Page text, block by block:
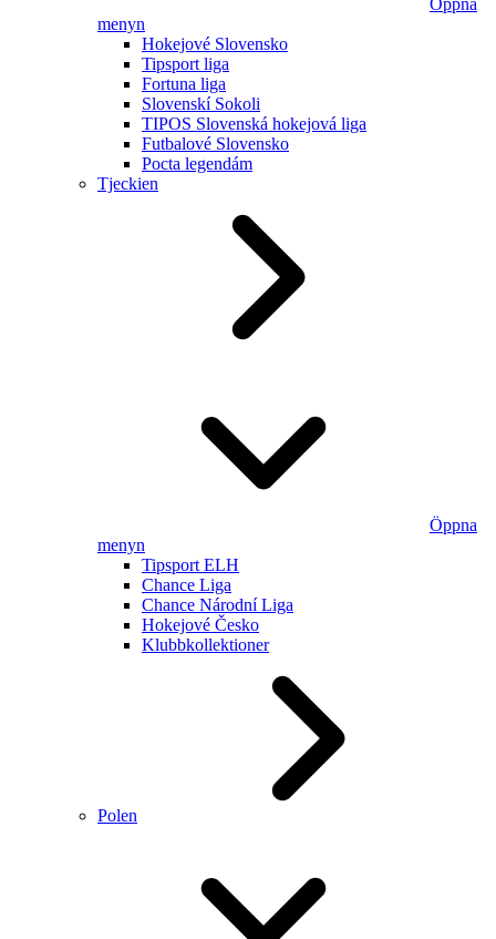
Öppna
menyn
Hokejové Slovensko
Tipsport liga
Fortuna liga
Slovenskí Sokoli
TIPOS Slovenská hokejová liga
Futbalové Slovensko
Pocta legendám
Tjeckien
Öppna
menyn
Tipsport ELH
Chance Liga
Chance Národní Liga
Hokejové Česko
Klubbkollektioner
Polen